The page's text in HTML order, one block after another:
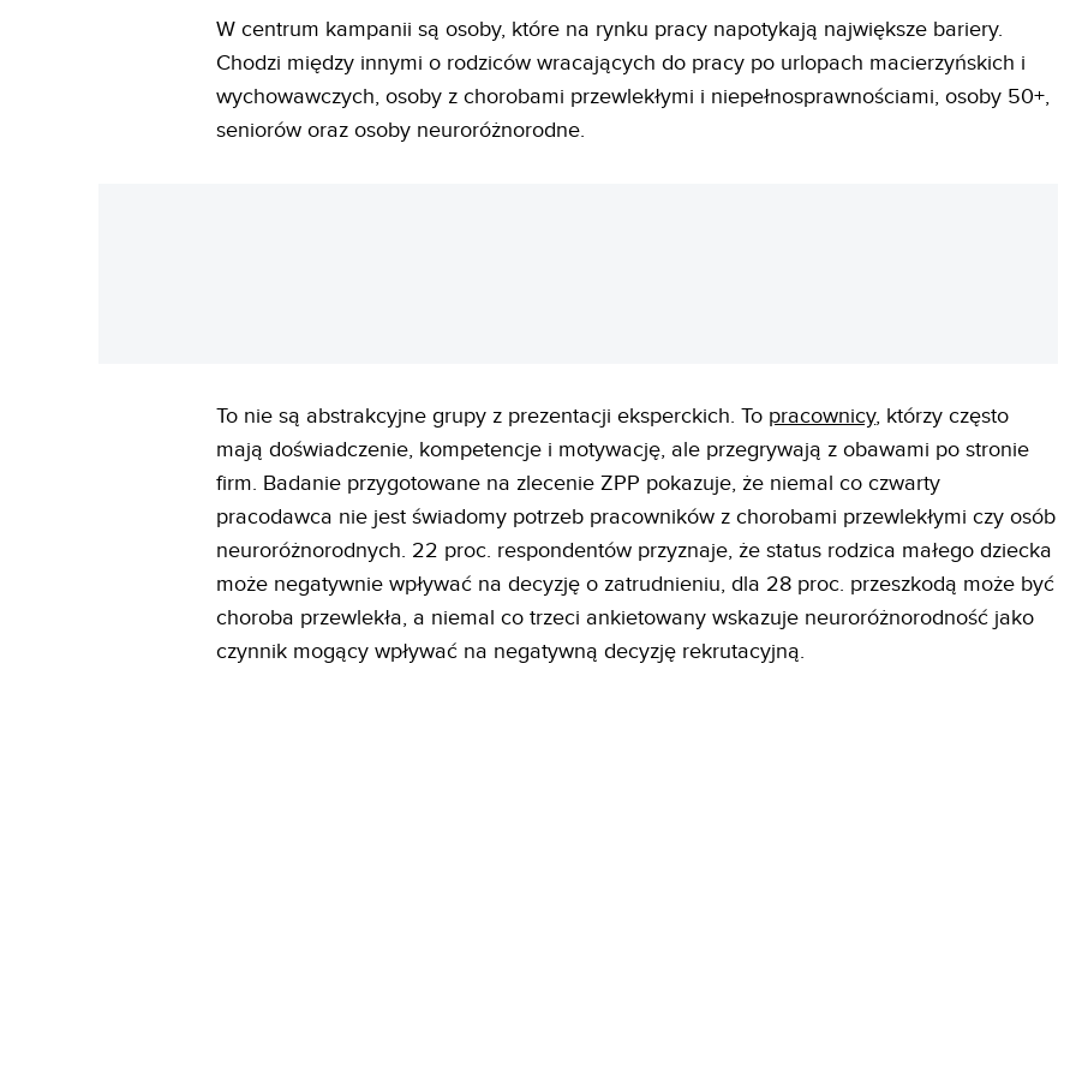
W centrum kampanii są osoby, które na rynku pracy napotykają największe bariery.
Chodzi między innymi o rodziców wracających do pracy po urlopach macierzyńskich i
wychowawczych, osoby z chorobami przewlekłymi i niepełnosprawnościami, osoby 50+,
seniorów oraz osoby neuroróżnorodne.
To nie są abstrakcyjne grupy z prezentacji eksperckich. To pracownicy, którzy często
mają doświadczenie, kompetencje i motywację, ale przegrywają z obawami po stronie
firm. Badanie przygotowane na zlecenie ZPP pokazuje, że niemal co czwarty
pracodawca nie jest świadomy potrzeb pracowników z chorobami przewlekłymi czy osób
neuroróżnorodnych. 22 proc. respondentów przyznaje, że status rodzica małego dziecka
może negatywnie wpływać na decyzję o zatrudnieniu, dla 28 proc. przeszkodą może być
choroba przewlekła, a niemal co trzeci ankietowany wskazuje neuroróżnorodność jako
czynnik mogący wpływać na negatywną decyzję rekrutacyjną.